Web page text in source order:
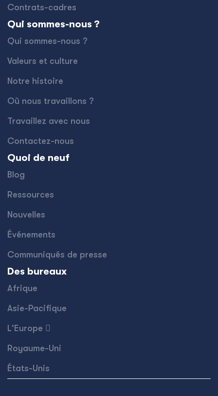
Contrats-cadres
Qui sommes-nous ?
Qui sommes-nous ?
Valeurs et culture
Notre histoire
Où nous travaillons ?
Travaillez avec nous
Contactez-nous
Quoi de neuf
Blog
Ressources
Nouvelles
Événements
Communiqués de presse
Des bureaux
Afrique
Asie-Pacifique
L'Europe 
Royaume-Uni
États-Unis